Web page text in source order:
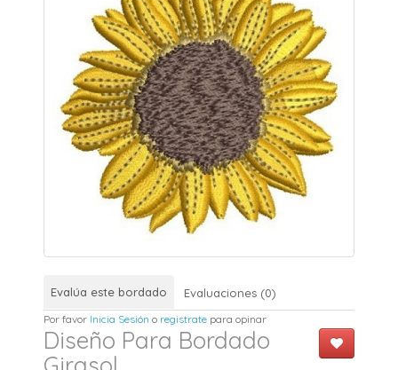
Evalúa este bordado Evaluaciones (0)
Por favor Inicia Sesión o registrate para opinar
Diseño Para Bordado